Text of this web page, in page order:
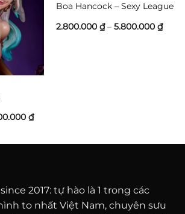
₫Khoảng
giá:
Boa Hancock – Sexy League
2.800.000 ₫ – 5.800.000 ₫
giá:
2017: tự hào là 1 trong các
to nhất Việt Nam, chuyên sưu